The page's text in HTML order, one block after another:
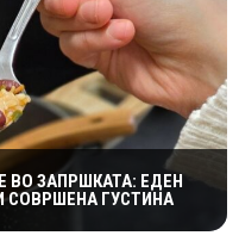
ВО ЗАПРШКАТА: ЕДЕН
СОВРШЕНА ГУСТИНА